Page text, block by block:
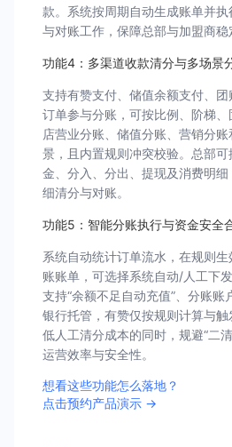
款。系统按周期自动生成账单并
与对账工作，保障总部与加盟商稳
功能4：多渠道收款清分与多场景
支持有赞支付、储值余额支付、
订单参与分账，可按比例、阶梯
店营业分账、储值分账、营销分
景，且内置规则冲突校验。总部
金、分入、分出、提现及消费明
细清分与对账。
功能5：智能分账执行与资金安全
系统自动统计订单流水，在规则
账账单，可选择系统自动/人工下
支持“余额不足自动充值”、分账账
银行托管，有赞仅按规则计算与
低人工清分成本的同时，规避“二
运营效率与安全性。
想看这些功能怎么落地？
点击预约产品演示 →